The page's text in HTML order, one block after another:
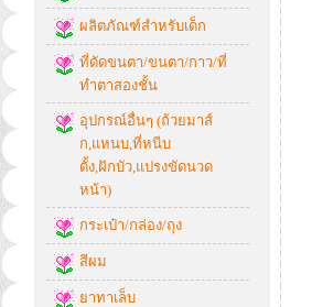
ผลิตภัณฑ์สำหรับเด็ก
ที่ดัดขนตา/ขนตา/กาว/ที่
ทำตาสองชั้น
อุปกรณ์อื่นๆ (ถ้วยมาส์
ก,แหนบ,ที่หนีบ
ดั้ง,ฝักบัว,แปรงขัดนวด
หน้า)
กระเป๋า/กล่อง/ถุง
สีผม
ยาทาเล็บ